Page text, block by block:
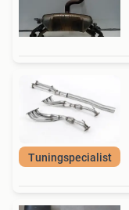
Tuningspecialist